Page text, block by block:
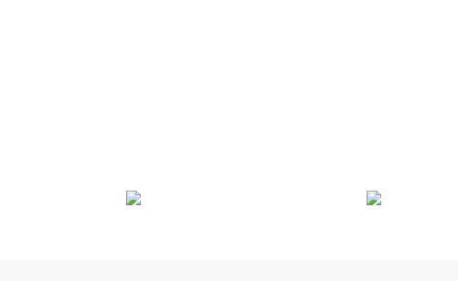
Görüş ve önerileriniz için teşekkür ederiz.